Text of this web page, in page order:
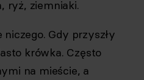
ryż, ziemniaki.
niczego. Gdy przyszły
krówka. Często
na mieście, a